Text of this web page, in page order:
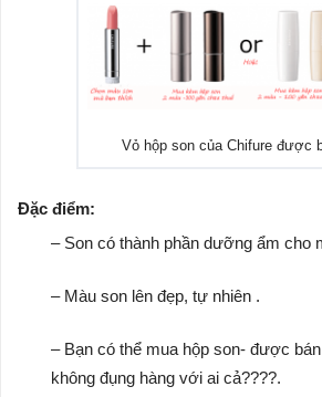
Vỏ hộp son của Chifure được
Đặc điểm:
– Son có thành phần dưỡng ẩm cho
– Màu son lên đẹp, tự nhiên .
– Bạn có thể mua hộp son- được
không đụng hàng với ai cả????.